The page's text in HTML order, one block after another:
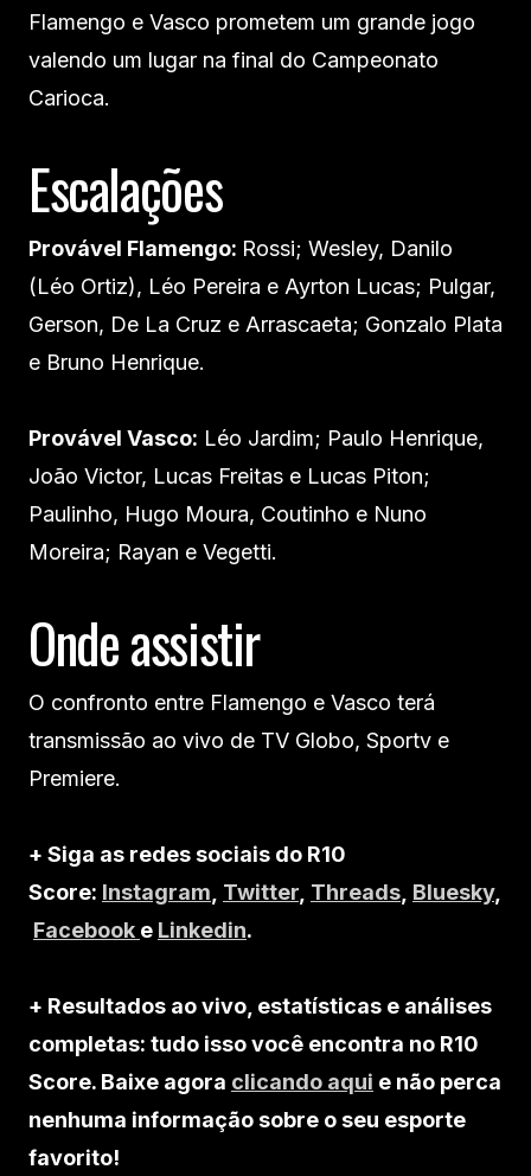
Flamengo e Vasco prometem um grande jogo
valendo um lugar na final do Campeonato
Carioca.
Escalações
Provável Flamengo: Rossi; Wesley, Danilo
(Léo Ortiz), Léo Pereira e Ayrton Lucas; Pulgar,
Gerson, De La Cruz e Arrascaeta; Gonzalo Plata
e Bruno Henrique.
Provável Vasco: Léo Jardim; Paulo Henrique,
João Victor, Lucas Freitas e Lucas Piton;
Paulinho, Hugo Moura, Coutinho e Nuno
Moreira; Rayan e Vegetti.
Onde assistir
O confronto entre Flamengo e Vasco terá
transmissão ao vivo de TV Globo, Sportv e
Premiere.
+ Siga as redes sociais do R10
Score: Instagram Twitter Threads Bluesky,
Facebook e Linkedin.
+ Resultados ao vivo, estatísticas e análises
completas: tudo isso você encontra no R10
Score. Baixe agora clicando aqui e não perca
nenhuma informação sobre o seu esporte
favorito!